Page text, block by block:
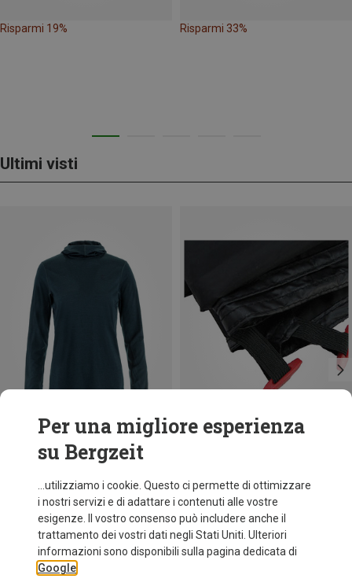
Risparmi 19% Risparmi 33%
Ultimi visti
Risparmi 19%
Per una migliore esperienza
su Bergzeit
...utilizziamo i cookie. Questo ci permette di ottimizzare
i nostri servizi e di adattare i contenuti alle vostre
esigenze. Il vostro consenso può includere anche il
trattamento dei vostri dati negli Stati Uniti. Ulteriori
informazioni sono disponibili sulla pagina dedicata di
Google